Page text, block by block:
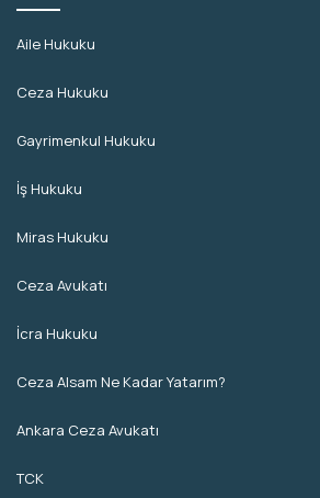
Aile Hukuku
Ceza Hukuku
Gayrimenkul Hukuku
İş Hukuku
Miras Hukuku
Ceza Avukatı
İcra Hukuku
Ceza Alsam Ne Kadar Yatarım?
Ankara Ceza Avukatı
TCK